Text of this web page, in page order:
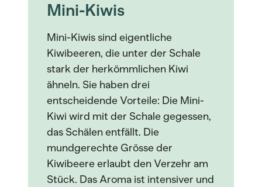
Mini-Kiwis
Mini-Kiwis sind eigentliche
Kiwibeeren, die unter der Schale
stark der herkömmlichen Kiwi
ähneln. Sie haben drei
entscheidende Vorteile: Die Mini-
Kiwi wird mit der Schale gegessen,
das Schälen entfällt. Die
mundgerechte Grösse der
Kiwibeere erlaubt den Verzehr am
Stück. Das Aroma ist intensiver und